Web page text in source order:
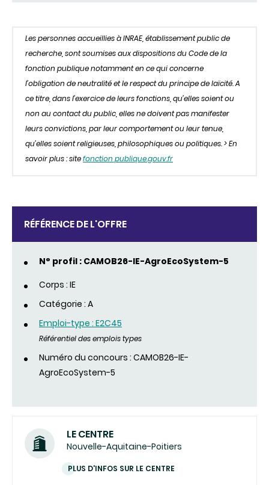
Les personnes accueillies à INRAE, établissement public de
recherche, sont soumises aux dispositions du Code de la
fonction publique notamment en ce qui concerne
l’obligation de neutralité et le respect du principe de laïcité. A
ce titre, dans l’exercice de leurs fonctions, qu’elles soient ou
non au contact du public, elles ne doivent pas manifester
leurs convictions, par leur comportement ou leur tenue,
qu’elles soient religieuses, philosophiques ou politiques. > En
savoir plus : sitefonction publique.gouv.fr
RÉFÉRENCE DE L'OFFRE
N° profil : CAMOB26-IE-AgroEcoSystem-5
Corps : IE
Catégorie : A
Emploi-type : E2C45
Référentiel des emplois types
Numéro du concours : CAMOB26-IE-
AgroEcoSystem-5
LE CENTRE
Nouvelle-Aquitaine-Poitiers
PLUS D'INFOS SUR LE CENTRE